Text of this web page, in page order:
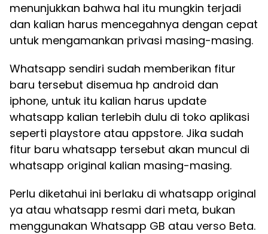
menunjukkan bahwa hal itu mungkin terjadi
dan kalian harus mencegahnya dengan cepat
untuk mengamankan privasi masing-masing.
Whatsapp sendiri sudah memberikan fitur
baru tersebut disemua hp android dan
iphone, untuk itu kalian harus update
whatsapp kalian terlebih dulu di toko aplikasi
seperti playstore atau appstore. Jika sudah
fitur baru whatsapp tersebut akan muncul di
whatsapp original kalian masing-masing.
Perlu diketahui ini berlaku di whatsapp original
ya atau whatsapp resmi dari meta, bukan
menggunakan Whatsapp GB atau verso Beta.